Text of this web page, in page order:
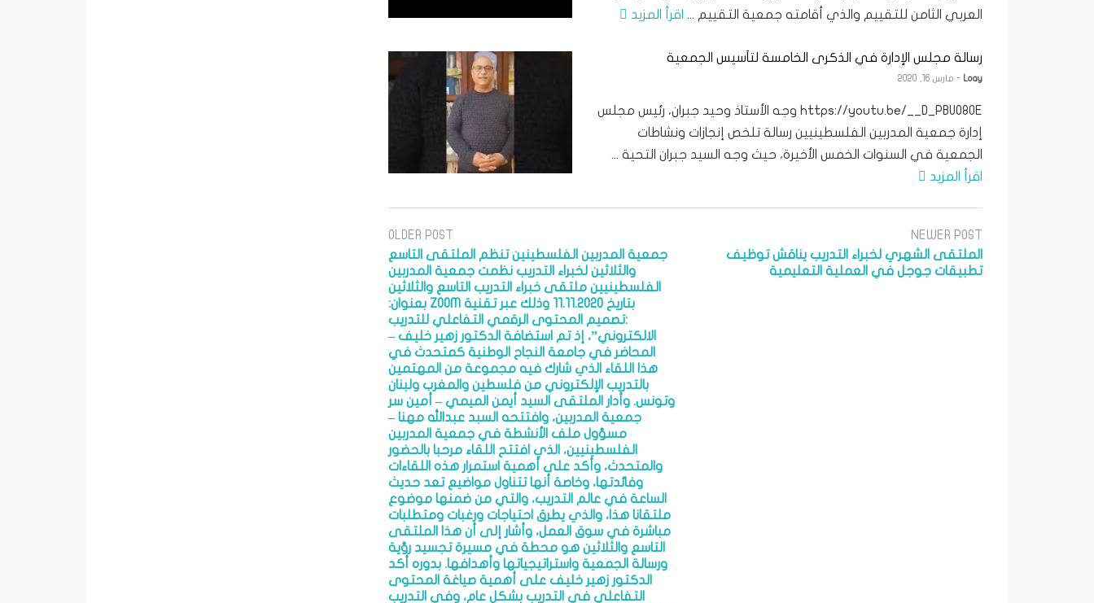
العربي الثامن للتقييم والذي أقامته جمعية التقييم ... اقرأ المزيد
رسالة مجلس الإدارة في الذكرى الخامسة لتأسيس الجمعية
Loay - مارس 16, 2020
https://youtu.be/__D_PBUO80E وجه الأستاذ وحيد جبران، رئيس مجلس
إدارة جمعية المدربين الفلسطينيين رسالة تلخص إنجازات ونشاطات
الجمعية في السنوات الخمس الأخيرة، حيث وجه السيد جبران التحية ...
اقرأ المزيد
NEWER POST
الملتقى الشهري لخبراء التدريب يناقش توظيف
تطبيقات جوجل في العملية التعليمية
OLDER POST
جمعية المدربين الفلسطينين تنظم الملتقى التاسع
والثلاثين لخبراء التدريب نظمت جمعية المدربين
الفلسطينيين ملتقى خبراء التدريب التاسع والثلاثين
بتاريخ 11.11.2020 وذلك عبر تقنية ZOOM بعنوان:
:تصميم المحتوى الرقمي التفاعلي للتدريب
الالكتروني”، إذ تم استضافة الدكتور زهير خليف –
المحاضر في جامعة النجاح الوطنية كمتحدث في
هذا اللقاء الذي شارك فيه مجموعة من المهتمين
بالتدريب الإلكتروني من فلسطين والمغرب ولبنان
وتونس. وأدار الملتقى السيد أيمن الميمي – أمين سر
جمعية المدربين، وافتتحه السبد عبدالله مهنا –
مسؤول ملف الأنشطة في جمعية المدربين
الفلسطينيين، الذي افتتح اللقاء مرحبا بالحضور
والمتحدث، وأكد على أهمية استمرار هذه اللقاءات
وفائدتها، وخاصة أنها تتناول مواضيع تعد حديث
الساعة في عالم التدريب، والتي من ضمنها موضوع
ملتقانا هذا، والذي يطرق احتياجات ورغبات ومتطلبات
مباشرة في سوق العمل، وأشار إلى أن هذا الملتقى
التاسع والثلاثين هو محطة في مسيرة تجسيد رؤية
ورسالة الجمعية واستراتيجياتها وأهدافها. بدوره أكد
الدكتور زهير خليف على أهمية صياغة المحتوى
التفاعلي في التدريب بشكل عام، وفي التدريب